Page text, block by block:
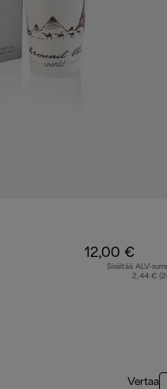
12,00 €
Sisältää ALV-
2,44 €
Vertaa